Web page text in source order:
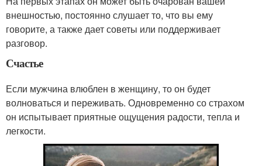
внешностью, постоянно слушает то, что вы ему
говорите, а также дает советы или поддерживает
разговор.
Счастье
Если мужчина влюблен в женщину, то он будет
волноваться и переживать. Одновременно со страхом
он испытывает приятные ощущения радости, тепла и
легкости.